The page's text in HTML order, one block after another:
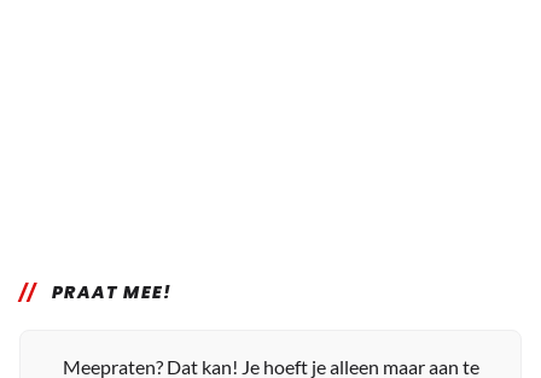
PRAAT MEE!
Meepraten? Dat kan! Je hoeft je alleen maar aan te